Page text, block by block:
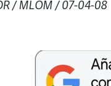
/ MLOM / 07-04-08